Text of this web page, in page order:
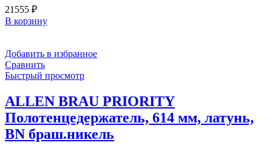
21555 ₽
В корзину
Добавить в избранное
Сравнить
Быстрый просмотр
ALLEN BRAU PRIORITY
Полотенцедержатель, 614 мм, латунь,
BN браш.никель